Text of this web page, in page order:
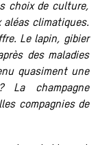
choix de culture,
climatiques.
Le lapin, gibier
des maladies
quasiment une
La champagne
compagnies de